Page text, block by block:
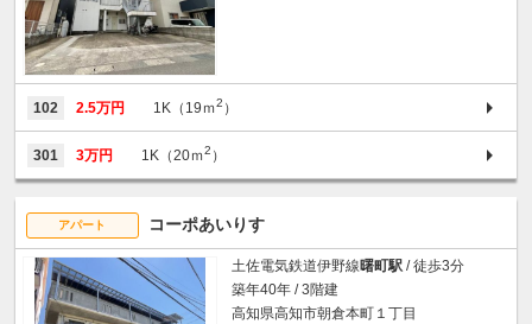
102 2.5万円 1K（19ｍ2 ）
301 3万円 1K（20ｍ2 ）
アパート コーポあいりす
土佐電気鉄道伊野線曙町駅 / 徒歩3分
築年40年 / 3階建
高知県高知市朝倉本町１丁目